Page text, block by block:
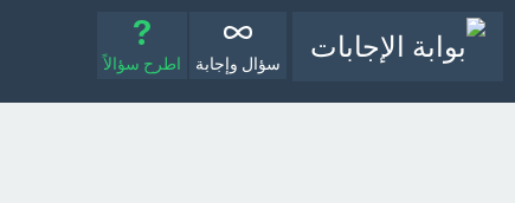
سؤال وإجابة اطرح سؤالاً